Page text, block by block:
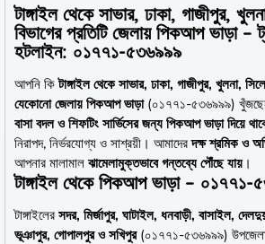
টাঙ্গাইল থেকে সাভার, ঢাকা, গাজীপুর,
বিভাগের প্রতিটি জেলায় পিকআপ ভাড়া –
হটলাইন: ০১৭৭১-৫৩৬৯৯৯
আপনি কিটাঙ্গাইল থেকে সাভার, ঢাকা, গাজীপুর, খুলনা,
যেকোনো জেলায় পিকআপ ভাড়া(০১৭৭১-৫৩৬৯৯৯)
বাসা বদল ও শিফটিং সার্ভিসের জন্য পিকআপ ভাড়া দিয়ে
নিরাপদ, নির্ভরযোগ্য ও সাশ্রয়ী। আমাদেরদক্ষ শ্রমিক ও
আপনার মালামাল ঝামেলামুক্তভাবে গন্তব্যে পৌঁছে যায়।
টাঙ্গাইল থেকে পিকআপ ভাড়া – ০১৭৭১-
টাঙ্গাইলের সদর, মির্জাপুর, ঘাটাইল, ধনবাড়ী, বাসাইল,
ভূঞাপুর, গোপালপুর ও সখিপুর(০১৭৭১-৫৩৬৯৯৯)